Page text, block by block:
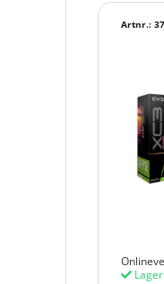
Artnr.: